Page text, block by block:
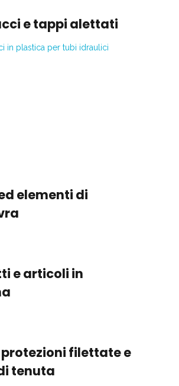
e tappi alettati
elementi di
e articoli in
protezioni filettate e
tenuta